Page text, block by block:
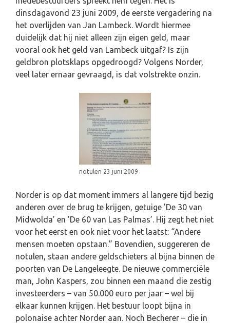
dinsdagavond 23 juni 2009, de eerste vergadering na
het overlijden van Jan Lambeck. Wordt hiermee
duidelijk dat hij niet alleen zijn eigen geld, maar
vooral ook het geld van Lambeck uitgaf? Is zijn
geldbron plotsklaps opgedroogd? Volgens Norder,
veel later ernaar gevraagd, is dat volstrekte onzin.
notulen 23 juni 2009
Norder is op dat moment immers al langere tijd bezig
anderen over de brug te krijgen, getuige ’De 30 van
Midwolda’ en ’De 60 van Las Palmas’. Hij zegt het niet
voor het eerst en ook niet voor het laatst: “Andere
mensen moeten opstaan.” Bovendien, suggereren de
notulen, staan andere geldschieters al bijna binnen de
poorten van De Langeleegte. De nieuwe commerciële
man, John Kaspers, zou binnen een maand die zestig
investeerders – van 50.000 euro per jaar – wel bij
elkaar kunnen krijgen. Het bestuur loopt bijna in
polonaise achter Norder aan. Noch Becherer – die in